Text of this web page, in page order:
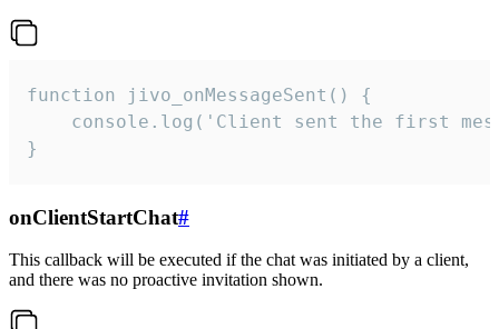
function jivo_onMessageSent() {
console.log('Client sent the first
}
onClientStartChat#
This callback will be executed if the chat was initiated by a client,
and there was no proactive invitation shown.